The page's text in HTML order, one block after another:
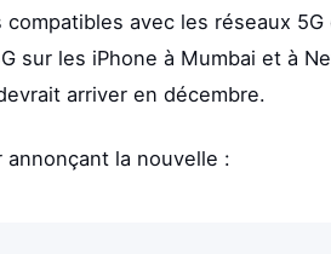
avec les réseaux 5G
sur les iPhone à Mumbai et à
arriver en décembre.
annonçant la nouvelle :